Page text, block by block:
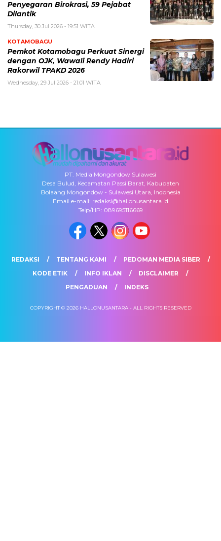
Penyegaran Birokrasi, 59 Pejabat
Dilantik
Thursday, 30 Jul 2026 - 19:51 WITA
KOTAMOBAGU
Pemkot Kotamobagu Perkuat Sinergi
dengan OJK, Wawali Rendy Hadiri
Rakorwil TPAKD 2026
Wednesday, 29 Jul 2026 - 21:01 WITA
PT. Media Mongondow Sulawesi
Desa Bulud, Kecamatan Passi Barat, Kabupaten
Bolaang Mongondow - Sulawesi Utara, Indonesia
Email e-mail: redaksi@hallonusantara.id
Telp/HP: 089695116669
REDAKSI TENTANG KAMI
PEDOMAN MEDIA SIBER
KODE ETIK
INFO IKLAN
DISCLAIMER
PENGADUAN
INDEKS
COPYRIGHT © 2026 HALLONUSANTARA - ALL RIGHTS RESERVED